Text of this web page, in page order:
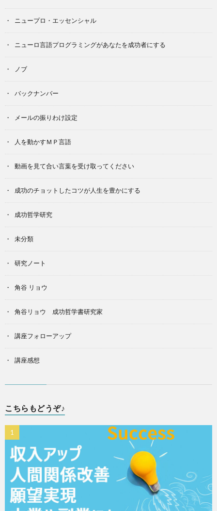
ニュープロ・エッセンシャル
ニューロ言語プログラミングがあなたを成功者にする
ノブ
バックナンバー
メールの振りわけ設定
人を動かすＭＰ言語
動画を見て合い言葉を受け取ってください
成功のチョットしたコツが人生を豊かにする
成功哲学研究
未分類
研究ノート
角谷 リョウ
角谷リョウ 成功哲学書研究家
講座フォローアップ
講座感想
こちらもどうぞ♪